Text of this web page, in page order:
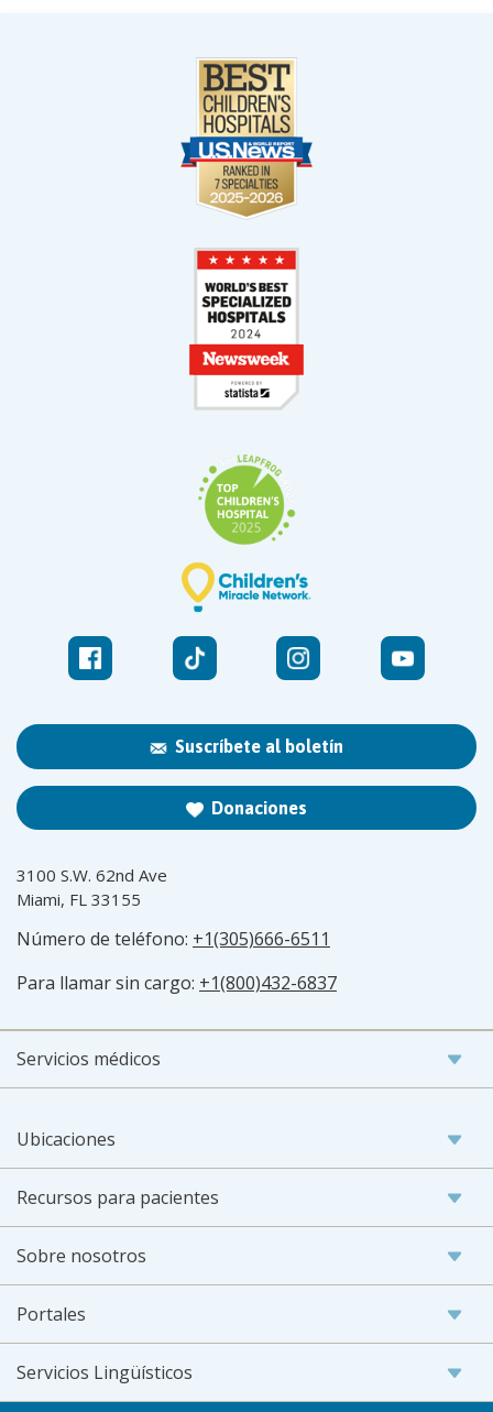
Suscríbete al boletín
Donaciones
3100 S.W. 62nd Ave
Miami, FL 33155
Número de teléfono: +1(305)666-6511
Para llamar sin cargo: +1(800)432-6837
Servicios médicos
Ubicaciones
Recursos para pacientes
Sobre nosotros
Portales
Servicios Lingüísticos